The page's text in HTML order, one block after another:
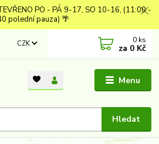
PO - PÁ 9-17, SO 10-16, (11:00 -
polední pauza) 🌴
Menu
CZK
Hledat
0 ks
za 0 Kč